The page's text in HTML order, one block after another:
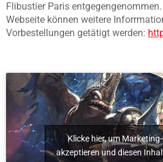
Flibustier Paris
Webseite können weitere
Vorbestellungen getätigt werden:
Klicke hier, um
akzeptieren und diesen